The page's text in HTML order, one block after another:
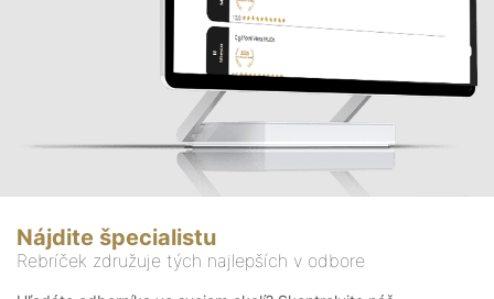
Nájdite špecialistu
Rebríček združuje tých najlepších v odbore